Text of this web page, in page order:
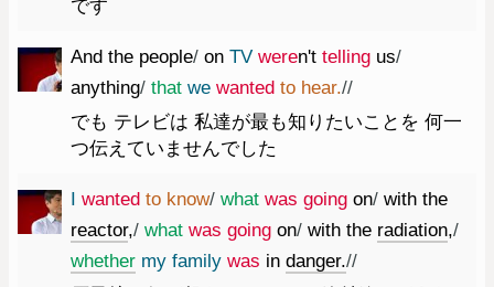
です
And the people/ on TV weren't telling us/
anything/ that we wanted to hear.//
でも テレビは 私達が最も知りたいことを 何一
つ伝えていませんでした
I wanted to know/ what was going on/ with the
reactor,/ what was going on/ with the radiation,/
whether my family was in danger.//